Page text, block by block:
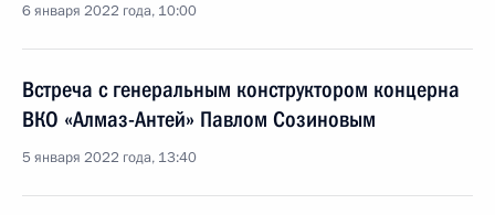
6 января 2022 года, 10:00
Встреча с генеральным конструктором концерна
ВКО «Алмаз-Антей» Павлом Созиновым
5 января 2022 года, 13:40